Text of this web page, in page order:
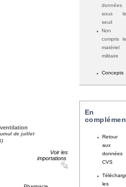
données
sous le
seuil
Non
compris le
matériel
militaire
Concepts
En
Retour
aux
données
CVS
les
de juillet
Voir les
importations